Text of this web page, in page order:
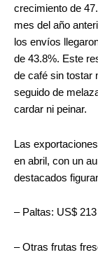
crecimiento de
mes del año
los envíos
de 43.8%. Este
de café sin tostar
seguido de
cardar ni peinar.
Las
en abril, con un
destacados
– Paltas: US$
– Otras frutas